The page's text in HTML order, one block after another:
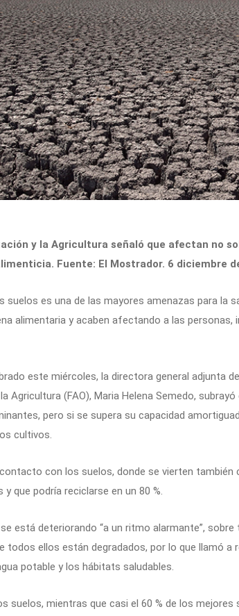
y la Agricultura señaló que afectan no
Fuente: El Mostrador. 6 diciembre
es una de las mayores amenazas para la
alimentaria y acaben afectando a las personas,
este miércoles, la directora general adjunta
Agricultura (FAO), Maria Helena Semedo,
pero si se supera su capacidad
cultivos.
con los suelos, donde se vierten también
que podría reciclarse en un 80 %.
está deteriorando “a un ritmo alarmante”, sobre
todos ellos están degradados, por lo que llamó a
potable y los hábitats saludables.
suelos, mientras que casi el 60 % de los mejores